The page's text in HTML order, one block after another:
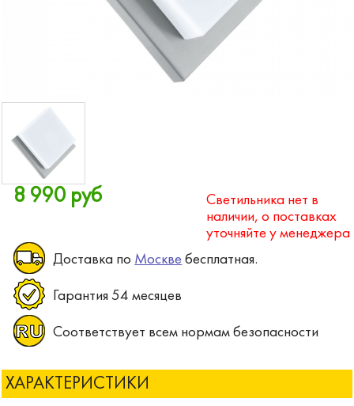
8 990 руб
Светильника нет в
наличии, о поставках
уточняйте у менеджера
Доставка по Москве бесплатная.
Гарантия 54 месяцев
Соответствует всем нормам безопасности
ХАРАКТЕРИСТИКИ